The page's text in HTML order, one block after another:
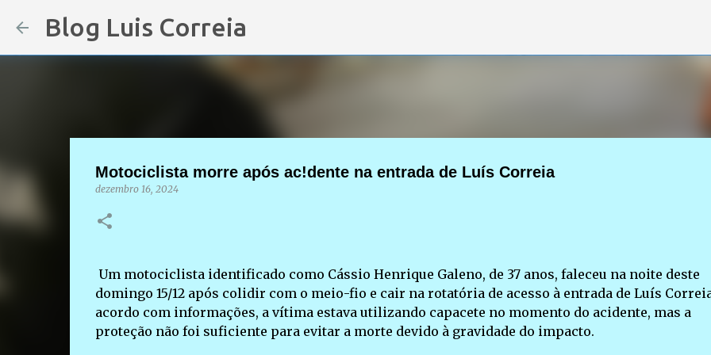
Blog Luis Correia
Motociclista morre após ac!dente na entrada de Luís Correia
dezembro 16, 2024
Um motociclista identificado como Cássio Henrique Galeno, de 37 anos, faleceu na noite deste
domingo 15/12 após colidir com o meio-fio e cair na rotatória de acesso à entrada de Luís
acordo com informações, a vítima estava utilizando capacete no momento do acidente, mas a
proteção não foi suficiente para evitar a morte devido à gravidade do impacto.